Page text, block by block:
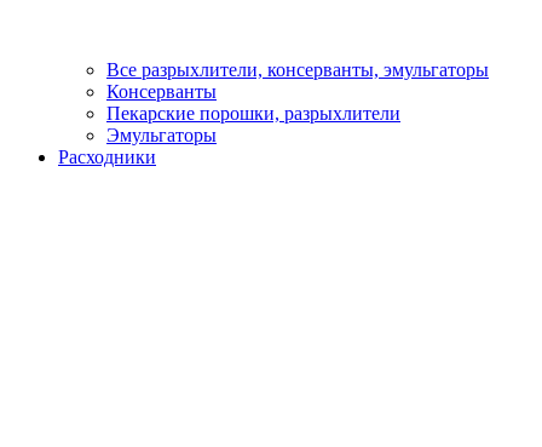
Все разрыхлители, консерванты, эмульгаторы
Консерванты
Пекарские порошки, разрыхлители
Эмульгаторы
Расходники